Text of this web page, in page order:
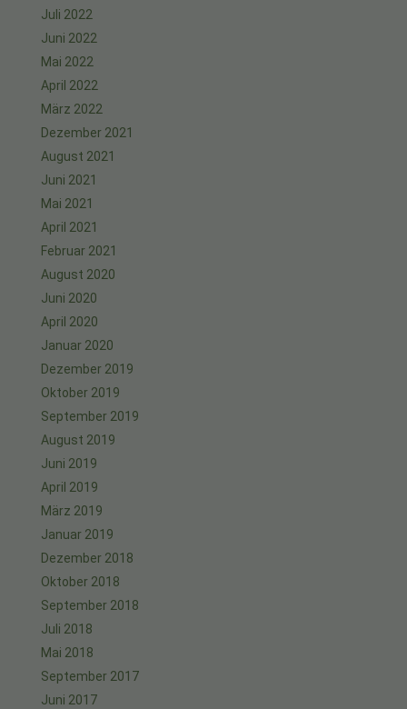
Juli 2022
Juni 2022
Mai 2022
April 2022
März 2022
Dezember 2021
August 2021
Juni 2021
Mai 2021
April 2021
Februar 2021
August 2020
Juni 2020
April 2020
Januar 2020
Dezember 2019
Oktober 2019
September 2019
August 2019
Juni 2019
April 2019
März 2019
Januar 2019
Dezember 2018
Oktober 2018
September 2018
Juli 2018
Mai 2018
September 2017
Juni 2017